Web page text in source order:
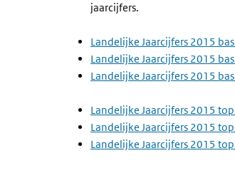
jaarcijfers.
Landelijke Jaarcijfers 2015
Landelijke Jaarcijfers 2015
Landelijke Jaarcijfers 2015
Landelijke Jaarcijfers 2015
Landelijke Jaarcijfers 2015
Landelijke Jaarcijfers 2015